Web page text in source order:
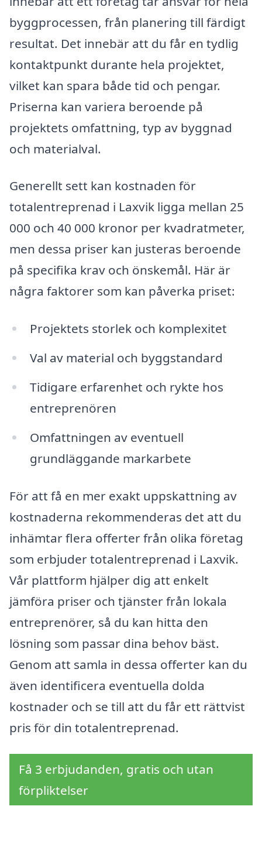
byggprocessen, från planering till färdigt
resultat. Det innebär att du får en tydlig
kontaktpunkt durante hela projektet,
vilket kan spara både tid och pengar.
Priserna kan variera beroende på
projektets omfattning, typ av byggnad
och materialval.
Generellt sett kan kostnaden för
totalentreprenad i Laxvik ligga mellan 25
000 och 40 000 kronor per kvadratmeter,
men dessa priser kan justeras beroende
på specifika krav och önskemål. Här är
några faktorer som kan påverka priset:
Projektets storlek och komplexitet
Val av material och byggstandard
Tidigare erfarenhet och rykte hos
entreprenören
Omfattningen av eventuell
grundläggande markarbete
För att få en mer exakt uppskattning av
kostnaderna rekommenderas det att du
inhämtar flera offerter från olika företag
som erbjuder totalentreprenad i Laxvik.
Vår plattform hjälper dig att enkelt
jämföra priser och tjänster från lokala
entreprenörer, så du kan hitta den
lösning som passar dina behov bäst.
Genom att samla in dessa offerter kan du
även identificera eventuella dolda
kostnader och se till att du får ett rättvist
pris för din totalentreprenad.
Få 3 erbjudanden, gratis och utan
förpliktelser